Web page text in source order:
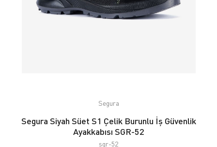
Segura
Segura Siyah Süet S1 Çelik Burunlu İş Güvenlik
Ayakkabısı SGR-52
sgr-52